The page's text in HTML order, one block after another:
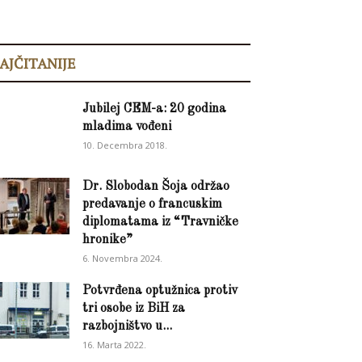
Jubilej CEM-a: 20 godina
mladima vođeni
10. Decembra 2018.
Dr. Slobodan Šoja održao
predavanje o francuskim
diplomatama iz “Travničke
hronike”
6. Novembra 2024.
Potvrđena optužnica protiv
tri osobe iz BiH za
razbojništvo u...
16. Marta 2022.